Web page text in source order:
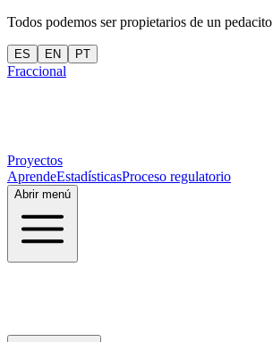
Todos podemos ser propietarios de un pedacito
ES EN PT
Fraccional
Proyectos
AprendeEstadísticasProceso regulatorio
Abrir menú